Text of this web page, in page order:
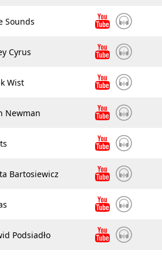
Sounds
Cyrus
Wist
Newman
Bartosiewicz
Podsiadło